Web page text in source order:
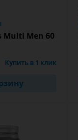
Multi Men 60
Купить в 1 клик